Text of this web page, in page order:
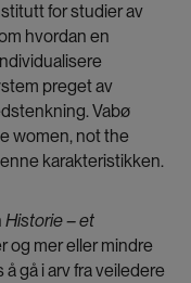
for studier av
hvordan en
preget av
Vabø
women, not the
karakteristikken.
Historie – et
og mer eller mindre
gå i arv fra veiledere